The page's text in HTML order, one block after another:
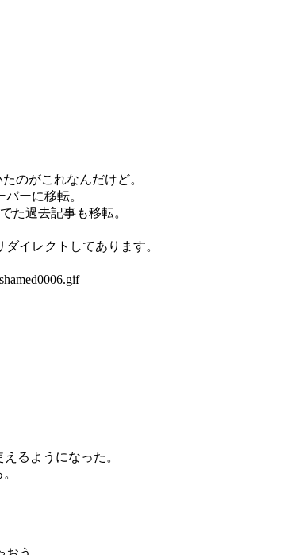
のがこれなんだけど。
ーに移転。
た過去記事も移転。
イレクトしてあります。
るようになった。